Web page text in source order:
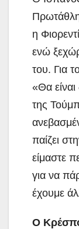
η
ενώ
του. Για
«Θα είναι
της
παίζει
είμαστε
για να
έχουμε
Ο